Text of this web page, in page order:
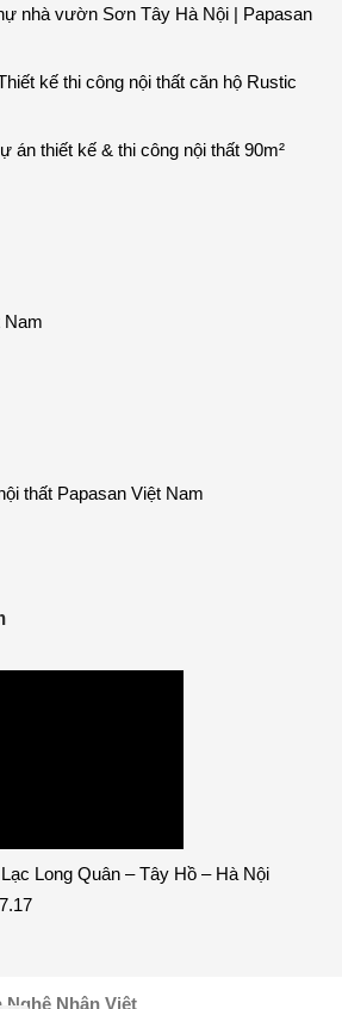
nhà vườn Sơn Tây Hà Nội | Papasan
kế thi công nội thất căn hộ Rustic
án thiết kế & thi công nội thất 90m²
Nam
thất Papasan Việt Nam
Long Quân – Tây Hồ – Hà Nội
Nghệ Nhân Việt